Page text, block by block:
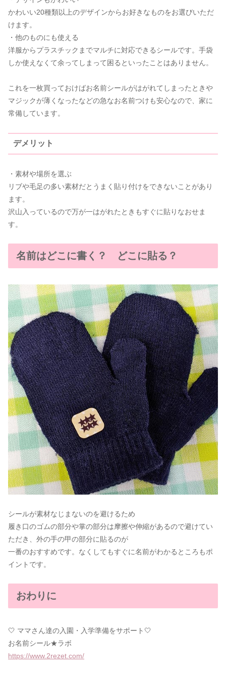
かわいい20種類以上のデザインからお好きなものをお選びいただ
けます。
・他のものにも使える
洋服からプラスチックまでマルチに対応できるシールです。手袋
しか使えなくて余ってしまって困るといったことはありません。
これを一枚買っておけばお名前シールがはがれてしまったときや
マジックが薄くなったなどの急なお名前つけも安心なので、家に
常備しています。
デメリット
・素材や場所を選ぶ
リブや毛足の多い素材だとうまく貼り付けをできないことがあり
ます。
沢山入っているので万が一はがれたときもすぐに貼りなおせま
す。
名前はどこに書く？ どこに貼る？
シールが素材なじまないのを避けるため
履き口のゴムの部分や掌の部分は摩擦や伸縮があるので避けてい
ただき、外の手の甲の部分に貼るのが
一番のおすすめです。なくしてもすぐに名前がわかるところもポ
イントです。
おわりに
🤍 ママさん達の入園・入学準備をサポート🤍
お名前シール★ラボ
https://www.2rezet.com/